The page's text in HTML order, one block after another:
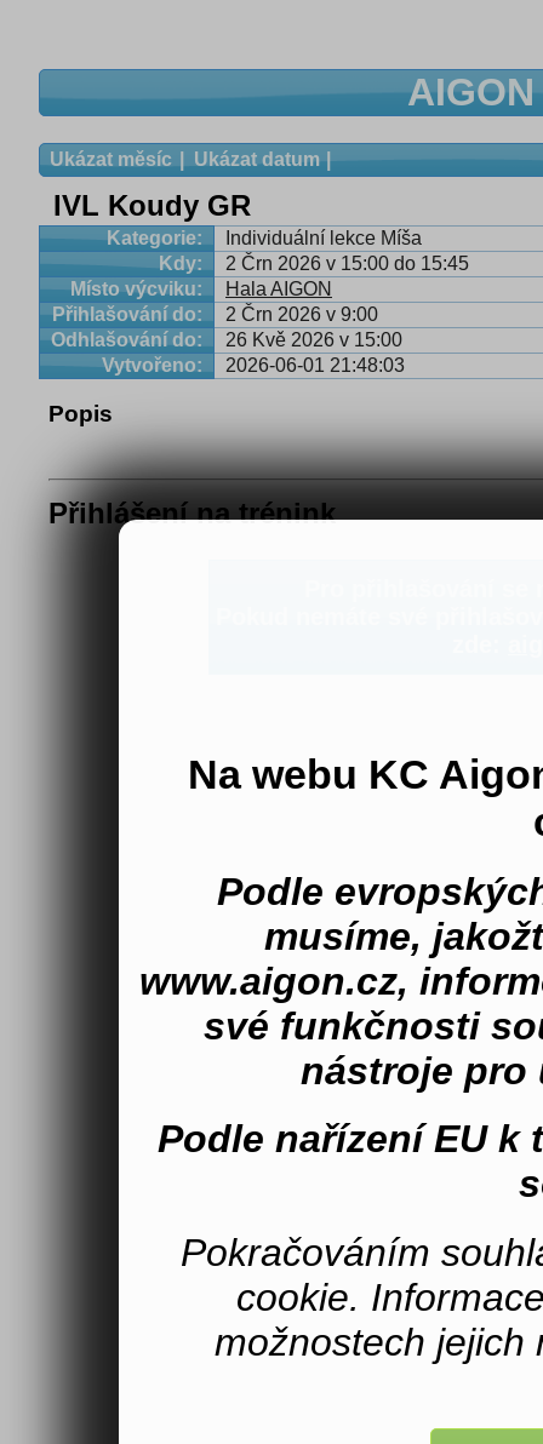
Na webu KC
Podle
musíme,
www.aigon.cz,
své funkčnosti
nástroje pro
Podle nařízení EU k
Pokračováním
cookie.
možnostech jejich
Ukázat měsíc Ukázat datum
IVL Koudy GR
Kategorie:
Individuální lekce Míša
Kdy:
2 Črn 2026 v 15:00 do 15:45
Místo výcviku:
Hala AIGON
Přihlašování do:
2 Črn 2026 v 9:00
Odhlašování do:
26 Kvě 2026 v 15:00
Vytvořeno:
2026-06-01 21:48:03
Popis
Přihlášení na trénink